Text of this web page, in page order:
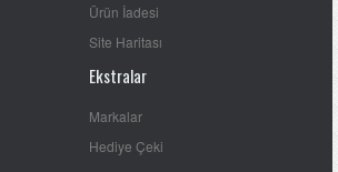
Ürün İadesi
Site Haritası
Ekstralar
Markalar
Hediye Çeki